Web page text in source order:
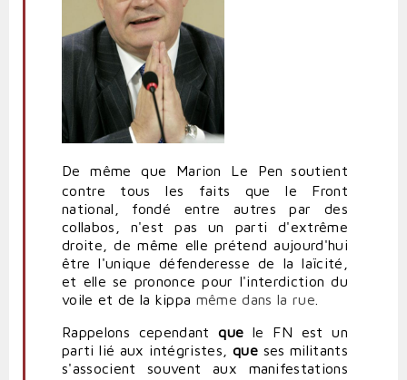
De même que Marion Le Pen soutient
contre tous les faits que le Front
national, fondé entre autres par des
collabos, n'est pas un parti d'extrême
droite, de même elle prétend aujourd'hui
être l'unique défenderesse de la laïcité,
et elle se prononce pour l'interdiction du
voile et de la kippa même dans la rue
Rappelons cependantque le FN est un
parti lié aux intégristes, queses militants
s'associent souvent aux manifestations